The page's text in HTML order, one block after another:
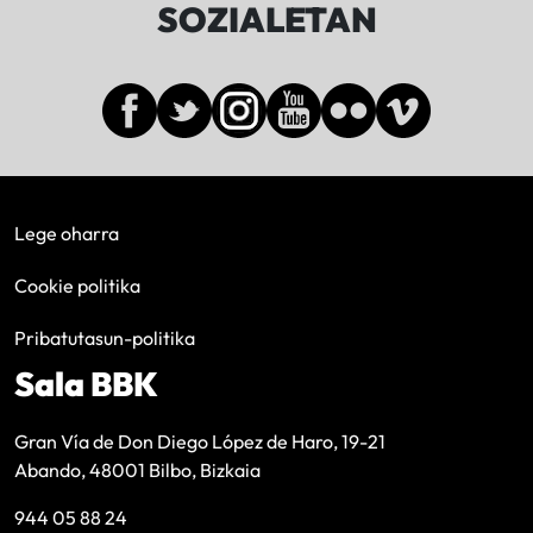
SOZIALETAN
Lege oharra
Cookie politika
Pribatutasun-politika
Sala BBK
Gran Vía de Don Diego López de Haro, 19-21
Abando, 48001 Bilbo, Bizkaia
944 05 88 24